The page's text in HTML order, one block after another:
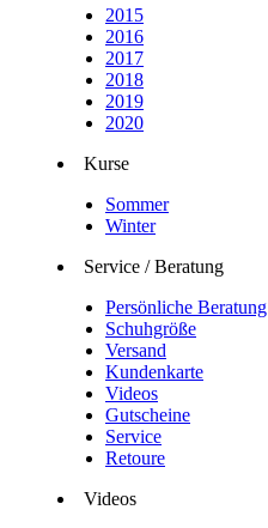
2015
2016
2017
2018
2019
2020
Kurse
Sommer
Winter
Service / Beratung
Persönliche Beratung
Schuhgröße
Versand
Kundenkarte
Videos
Gutscheine
Service
Retoure
Videos